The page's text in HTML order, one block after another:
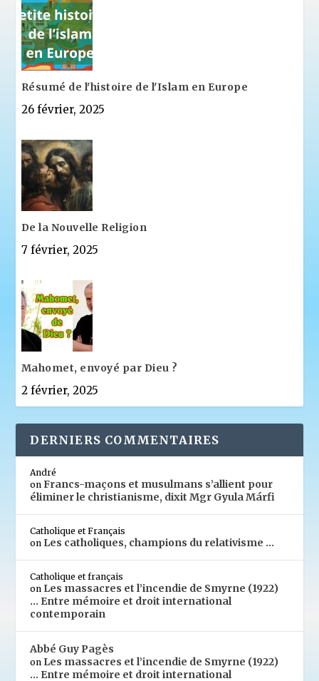
Résumé de l'histoire de l'Islam en Europe
26 février, 2025
De la Nouvelle Religion
7 février, 2025
Mahomet, envoyé par Dieu ?
2 février, 2025
DERNIERS COMMENTAIRES
André
onFrancs-maçons et musulmans s’allient pour
éliminer le christianisme, dixit Mgr Gyula Márfi
Catholique et Français
on Les catholiques, champions du relativisme …
Catholique et français
on Les massacres et l’incendie de Smyrne (1922)
… Entre mémoire et droit international
contemporain
Abbé Guy Pagès
on Les massacres et l’incendie de Smyrne (1922)
… Entre mémoire et droit international